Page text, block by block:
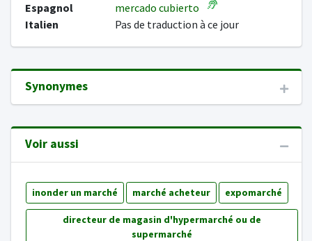
Espagnol
mercado cubierto
Italien
Pas de traduction à ce jour
Synonymes
Voir aussi
inonder un marché marché acheteur expomarché
directeur de magasin d'hypermarché ou de
supermarché